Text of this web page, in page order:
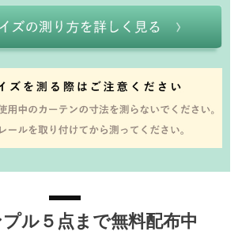
ル５点まで無料配布中